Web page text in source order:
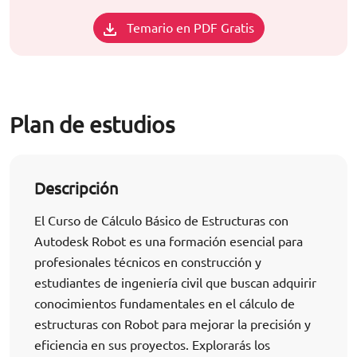
Temario en PDF Gratis
Plan de estudios
Descripción
El Curso de Cálculo Básico de Estructuras con
Autodesk Robot es una formación esencial para
profesionales técnicos en construcción y
estudiantes de ingeniería civil que buscan adquirir
conocimientos fundamentales en el cálculo de
estructuras con Robot para mejorar la precisión y
eficiencia en sus proyectos. Explorarás los